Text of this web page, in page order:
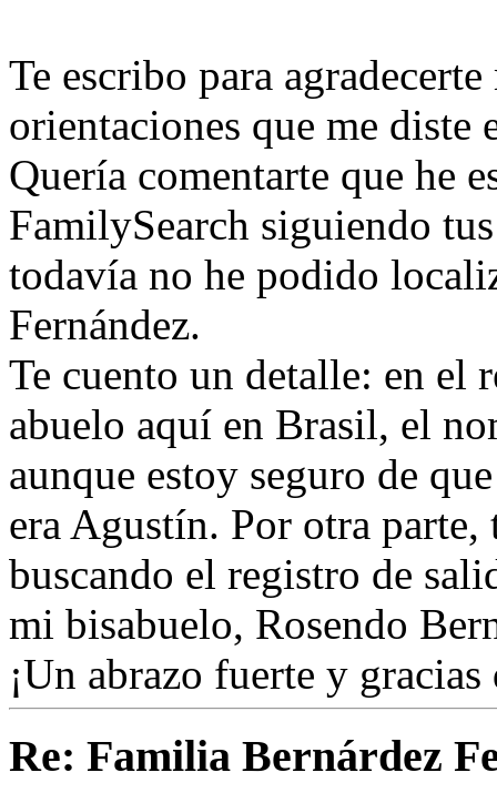
Te escribo para
orientaciones que me diste
​Quería comentarte que he
FamilySearch siguiendo
todavía no he podido
Fernández.
​Te cuento un detalle: en el
abuelo aquí en Brasil, el
aunque estoy seguro de
era Agustín. Por otra
buscando el registro de
mi bisabuelo, Rosendo
​¡Un abrazo fuerte y
Re: Familia Bernárdez